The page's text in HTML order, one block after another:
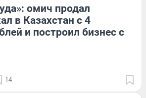
омич продал
в Казахстан с 4
и построил бизнес с
14